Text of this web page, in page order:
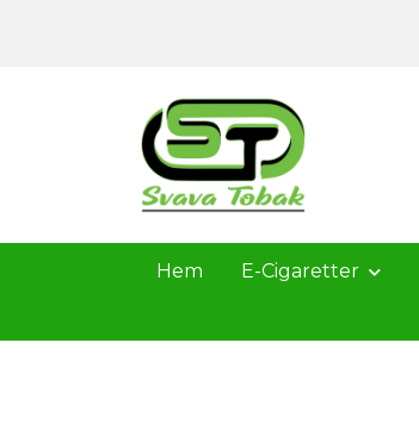
Hem E-Cigaretter